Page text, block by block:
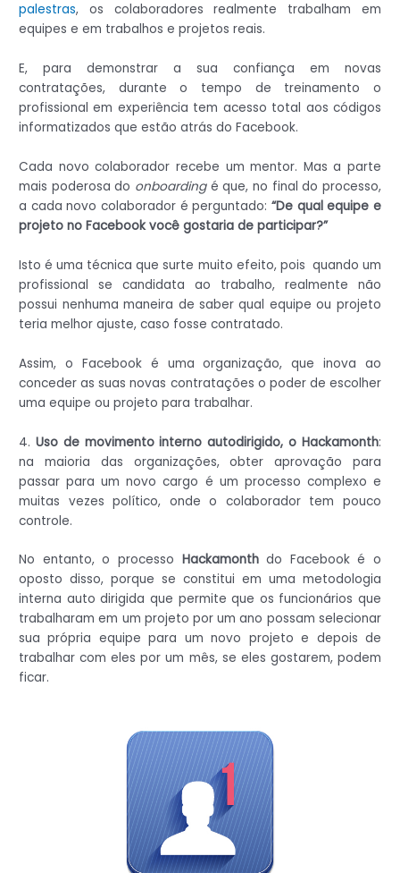
palestras, os colaboradores realmente trabalham em
equipes e em trabalhos e projetos reais.
E, para demonstrar a sua confiança em novas
contratações, durante o tempo de treinamento o
profissional em experiência tem acesso total aos códigos
informatizados que estão atrás do Facebook.
Cada novo colaborador recebe um mentor. Mas a parte
mais poderosa do onboardingé que, no final do processo,
a cada novo colaborador é perguntado: “De qual equipe e
projeto no Facebook você gostaria de participar?”
Isto é uma técnica que surte muito efeito, pois quando um
profissional se candidata ao trabalho, realmente não
possui nenhuma maneira de saber qual equipe ou projeto
teria melhor ajuste, caso fosse contratado.
Assim, o Facebook é uma organização, que inova ao
conceder as suas novas contratações o poder de escolher
uma equipe ou projeto para trabalhar.
4. Uso de movimento interno autodirigido, o Hackamonth:
na maioria das organizações, obter aprovação para
passar para um novo cargo é um processo complexo e
muitas vezes político, onde o colaborador tem pouco
controle.
No entanto, o processo Hackamonthdo Facebook é o
oposto disso, porque se constitui em uma metodologia
interna auto dirigida que permite que os funcionários que
trabalharam em um projeto por um ano possam selecionar
sua própria equipe para um novo projeto e depois de
trabalhar com eles por um mês, se eles gostarem, podem
ficar.